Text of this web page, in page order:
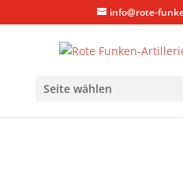
info@rote-
Seite wählen